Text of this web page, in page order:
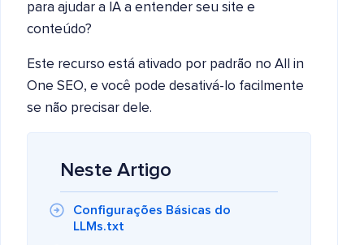
para ajudar a IA a entender seu site e
conteúdo?
Este recurso está ativado por padrão no All in
One SEO, e você pode desativá-lo facilmente
se não precisar dele.
Neste Artigo
Configurações Básicas do
LLMs.txt